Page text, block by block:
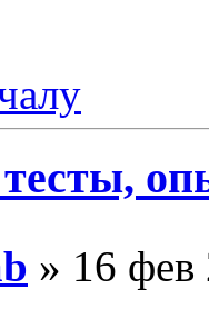
» 16 фев